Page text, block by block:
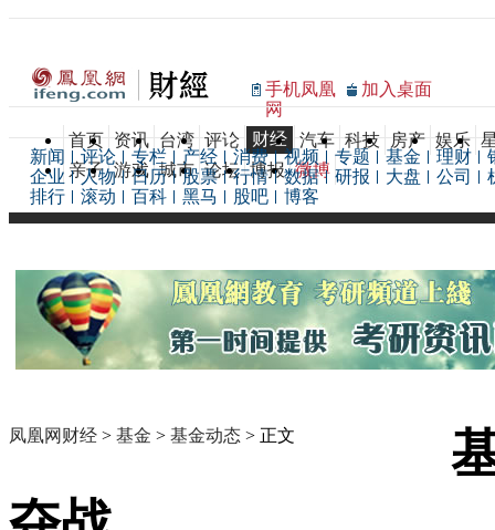
手机凤凰
网
加入桌面
首页 资讯 台湾 评论 财经 汽车 科技 房产 娱乐
亲子 游戏 城市 论坛 博报 微博
新闻 评论 专栏 产经 消费 视频 专题 基金 理财
企业
人物 日历 股票 行情 数据 研报 大盘 公司
排行
滚动 百科 黑马 股吧 博客
凤凰网财经 > 基金 > 基金动态 > 正文